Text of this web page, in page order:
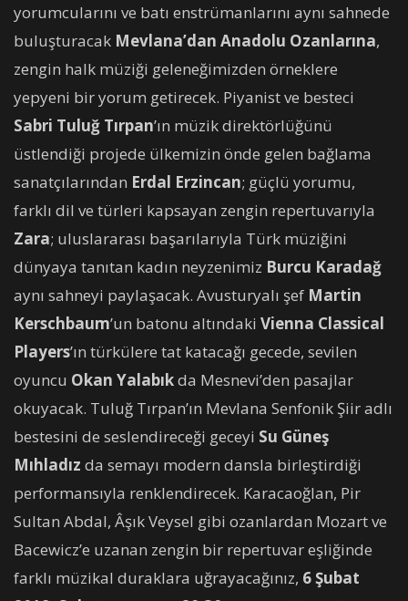
yorumcularını ve batı enstrümanlarını aynı sahnede
buluşturacak Mevlana’dan Anadolu Ozanlarına,
zengin halk müziği geleneğimizden örneklere
yepyeni bir yorum getirecek. Piyanist ve besteci
Sabri Tuluğ Tırpan’ın müzik direktörlüğünü
üstlendiği projede ülkemizin önde gelen bağlama
sanatçılarından Erdal Erzincan; güçlü yorumu,
farklı dil ve türleri kapsayan zengin repertuvarıyla
Zara; uluslararası başarılarıyla Türk müziğini
dünyaya tanıtan kadın neyzenimiz Burcu Karadağ
aynı sahneyi paylaşacak. Avusturyalı şef Martin
Kerschbaum’un batonu altındaki Vienna Classical
Players’ın türkülere tat katacağı gecede, sevilen
oyuncu Okan Yalabıkda Mesnevi’den pasajlar
okuyacak. Tuluğ Tırpan’ın Mevlana Senfonik Şiir adlı
bestesini de seslendireceği geceyi Su Güneş
Mıhladız da semayı modern dansla birleştirdiği
performansıyla renklendirecek. Karacaoğlan, Pir
Sultan Abdal, Âşık Veysel gibi ozanlardan Mozart ve
Bacewicz’e uzanan zengin bir repertuvar eşliğinde
farklı müzikal duraklara uğrayacağınız, 6 Şubat